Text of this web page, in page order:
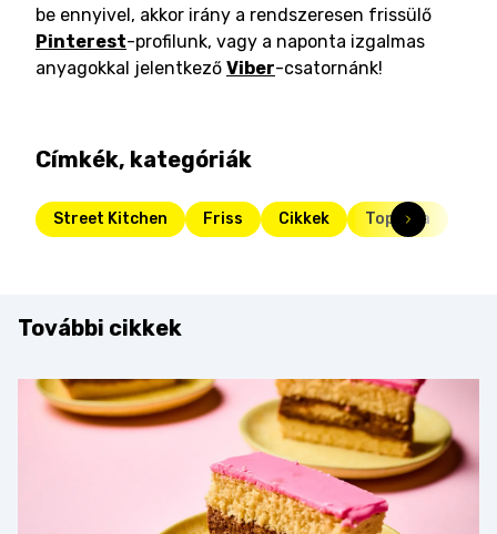
be ennyivel, akkor irány a rendszeresen frissülő
Pinterest-profilunk, vagy a naponta izgalmas
anyagokkal jelentkező Viber-csatornánk!
Címkék, kategóriák
Street Kitchen Friss Cikkek Toplista
További cikkek